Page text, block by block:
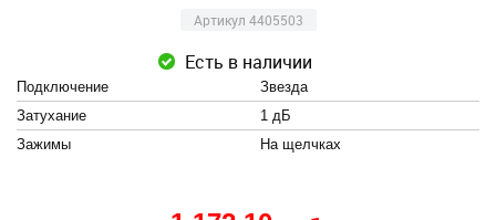
Артикул 4405503
Есть в наличии
Подключение
Звезда
Затухание
1 дБ
Зажимы
На щелчках